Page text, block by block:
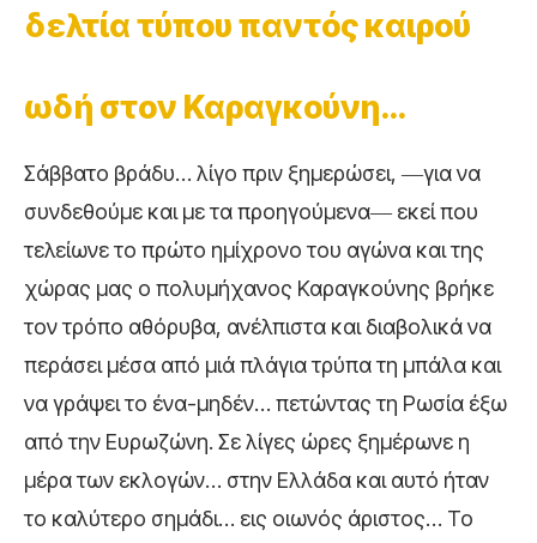
δελτία τύπου παντός καιρού
ωδή στον Καραγκούνη…
Σάββατο βράδυ… λίγο πριν ξημερώσει, ―για να
συνδεθούμε και με τα προηγούμενα― εκεί που
τελείωνε το πρώτο ημίχρονο του αγώνα και της
χώρας μας ο πολυμήχανος Καραγκούνης βρήκε
τον τρόπο αθόρυβα, ανέλπιστα και διαβολικά να
περάσει μέσα από μιά πλάγια τρύπα τη μπάλα και
να γράψει το ένα-μηδέν… πετώντας τη Ρωσία έξω
από την Ευρωζώνη. Σε λίγες ώρες ξημέρωνε η
μέρα των εκλογών… στην Ελλάδα και αυτό ήταν
το καλύτερο σημάδι… εις οιωνός άριστος… Το